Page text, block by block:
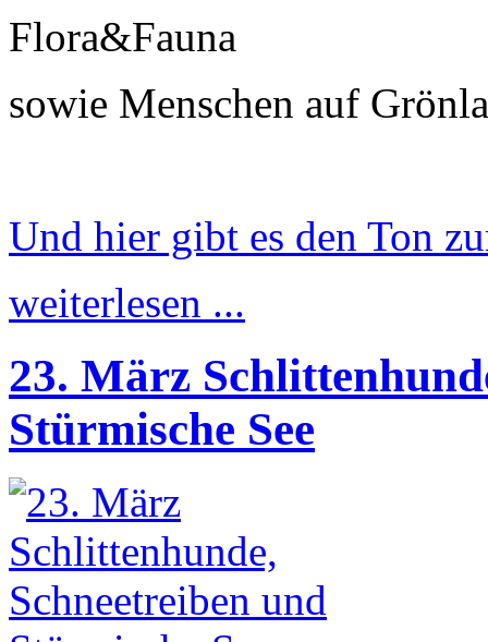
Flora&Fauna
sowie Menschen auf
Und hier gibt es den Ton
weiterlesen ...
23. März
Stürmische See